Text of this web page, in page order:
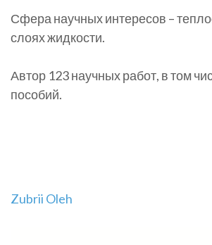
Сфера научных интересов –
слоях жидкости.
Автор 123 научных работ, в том
пособий.
Навігація
Zubrii Oleh